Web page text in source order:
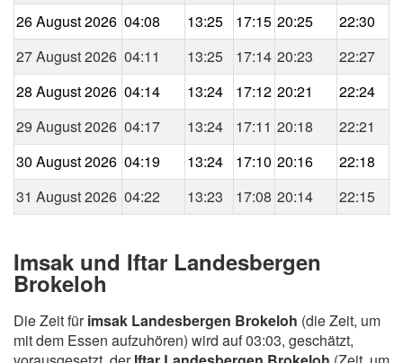
26 August 2026 04:08 13:25 17:15 20:25
22:30
27 August 2026 04:11 13:25 17:14 20:23
22:27
28 August 2026 04:14 13:24 17:12 20:21
22:24
29 August 2026 04:17 13:24 17:11 20:18
22:21
30 August 2026 04:19 13:24 17:10 20:16
22:18
31 August 2026 04:22 13:23 17:08 20:14 22:15
Imsak und Iftar Landesbergen
Brokeloh
Die Zeit fürimsak Landesbergen Brokeloh (die Zeit, um
mit dem Essen aufzuhören) wird auf 03:03, geschätzt,